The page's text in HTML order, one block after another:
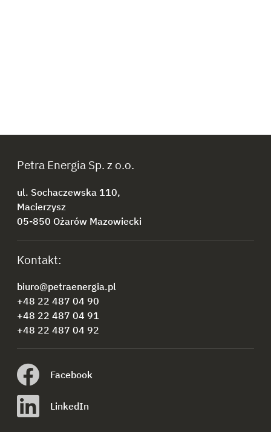
Petra Energia Sp. z o.o.
ul. Sochaczewska 110,
Macierzysz
05-850 Ożarów Mazowiecki
Kontakt:
biuro@petraenergia.pl
+48 22 487 04 90
+48 22 487 04 91
+48 22 487 04 92
Facebook
LinkedIn